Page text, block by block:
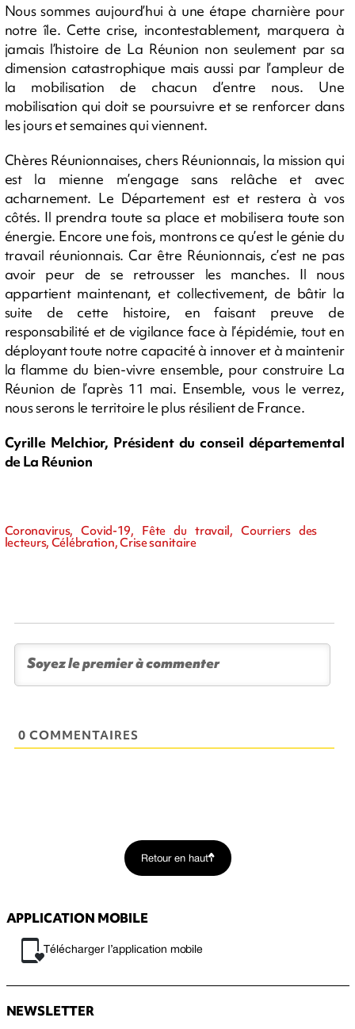
Nous sommes aujourd’hui à une étape charnière pour
notre île. Cette crise, incontestablement, marquera à
jamais l’histoire de La Réunion non seulement par sa
dimension catastrophique mais aussi par l’ampleur de
la mobilisation de chacun d’entre nous. Une
mobilisation qui doit se poursuivre et se renforcer dans
les jours et semaines qui viennent.
Chères Réunionnaises, chers Réunionnais, la mission qui
est la mienne m’engage sans relâche et avec
acharnement. Le Département est et restera à vos
côtés. Il prendra toute sa place et mobilisera toute son
énergie. Encore une fois, montrons ce qu’est le génie du
travail réunionnais. Car être Réunionnais, c’est ne pas
avoir peur de se retrousser les manches. Il nous
appartient maintenant, et collectivement, de bâtir la
suite de cette histoire, en faisant preuve de
responsabilité et de vigilance face à l’épidémie, tout en
déployant toute notre capacité à innover et à maintenir
la flamme du bien-vivre ensemble, pour construire La
Réunion de l’après 11 mai. Ensemble, vous le verrez,
nous serons le territoire le plus résilient de France.
Cyrille Melchior, Président du conseil départemental
de La Réunion
Coronavirus, Covid-19, Fête du travail, Courriers des
lecteurs, Célébration, Crise sanitaire
0 COMMENTAIRES
Retour en haut
APPLICATION MOBILE
Télécharger l’application mobile
NEWSLETTER